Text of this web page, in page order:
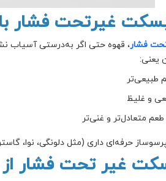
غیرتحت فشار
فشار، قهوه حتی اگر به‌درستی آسیاب
یعنی:
طبیعی‌تر
و غلیظ
طعم متعادل‌تر و غنی‌تر
حرفه‌ای داری (مثل دلونگی، نوا،
غیر تحت فشار از